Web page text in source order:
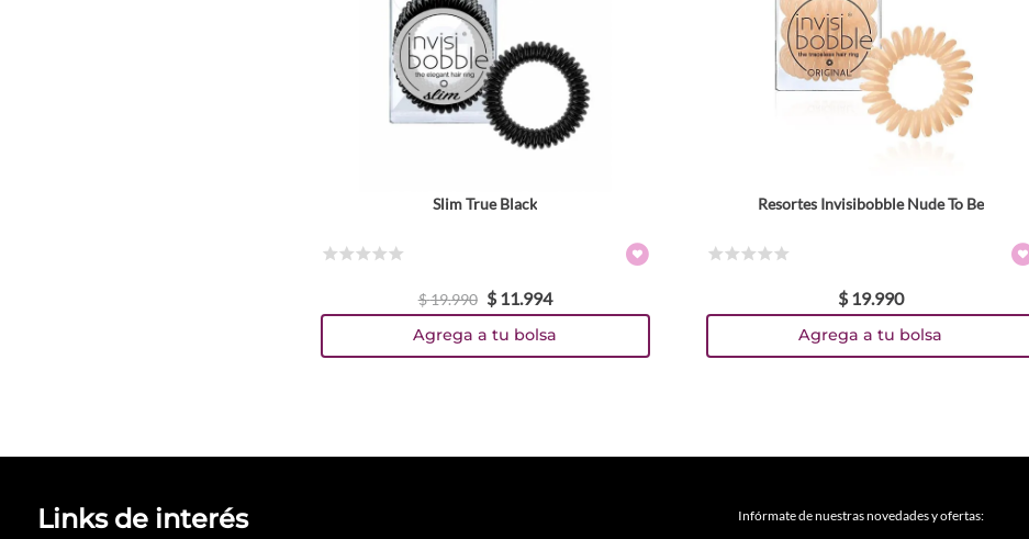
Slim True Black
$19.990 $ 11.994
Agrega a tu bolsa
Resortes Invisibobble Nude To Be
$ 19.990
Agrega a tu bolsa
Links de interés Infórmate de nuestras novedades y ofertas: